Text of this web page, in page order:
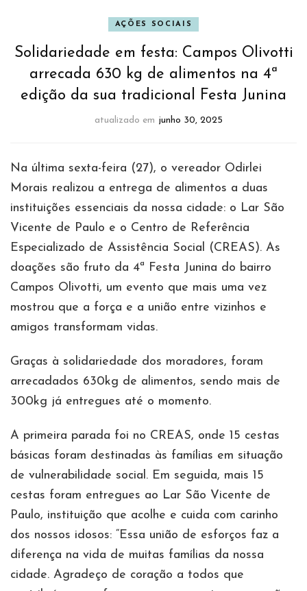
AÇÕES SOCIAIS
Solidariedade em festa: Campos Olivotti
arrecada 630 kg de alimentos na 4ª
edição da sua tradicional Festa Junina
atualizado em junho 30, 2025
Na última sexta-feira (27), o vereador Odirlei
Morais realizou a entrega de alimentos a duas
instituições essenciais da nossa cidade: o Lar São
Vicente de Paulo e o Centro de Referência
Especializado de Assistência Social (CREAS). As
doações são fruto da 4ª Festa Junina do bairro
Campos Olivotti, um evento que mais uma vez
mostrou que a força e a união entre vizinhos e
amigos transformam vidas.
Graças à solidariedade dos moradores, foram
arrecadados 630kg de alimentos, sendo mais de
300kg já entregues até o momento.
A primeira parada foi no CREAS, onde 15 cestas
básicas foram destinadas às famílias em situação
de vulnerabilidade social. Em seguida, mais 15
cestas foram entregues ao Lar São Vicente de
Paulo, instituição que acolhe e cuida com carinho
dos nossos idosos: “Essa união de esforços faz a
diferença na vida de muitas famílias da nossa
cidade. Agradeço de coração a todos que